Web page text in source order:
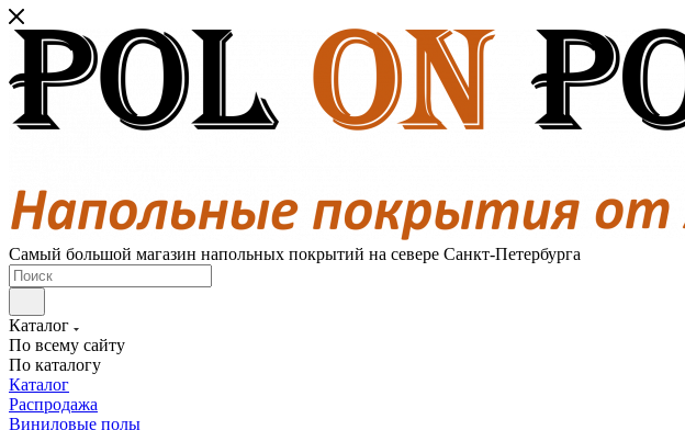
Самый большой магазин напольных покрытий на севере Санкт-Петербурга
Каталог
По всему сайту
По каталогу
Каталог
Распродажа
Виниловые полы